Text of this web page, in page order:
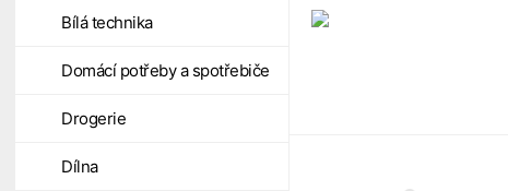
Bílá technika
Domácí potřeby a spotřebiče
Drogerie
Dílna